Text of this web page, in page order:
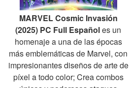
MARVEL Cosmic Invasión
(2025) PC Full Españoles un
homenaje a una de las épocas
más emblemáticas de Marvel, con
impresionantes diseños de arte de
píxel a todo color; Crea combos